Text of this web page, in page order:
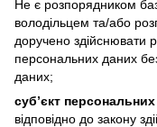
Не є розпорядником
володільцем та/або
доручено здійснювати
персональних даних
даних;
суб’єкт
відповідно до закону